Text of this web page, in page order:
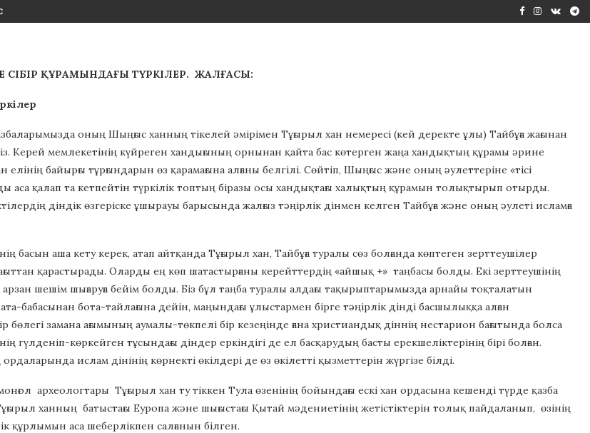
СІБІР ҚҰРАМЫНДАҒЫ ТҮРКІЛЕР. ЖАЛҒАСЫ:
оның Шыңғыс ханның тікелей әмірімен Тұғырыл хан немересі (кей деректе ұлы) Тайбұға жағынан
Керей мемлекетінің күйреген хандығының орнынан қайта бас көтерген жаңа хандықтың құрамы әрине
елінің байырғы тұрғындарын өз қарамағына алғаны белгілі. Сөйтіп, Шыңғыс және оның әулеттеріне «тісі
аса қалап та кетпейтін түркілік топтың біразы осы хандықтағы халықтың құрамын толықтырып отырды.
діндік өзгеріске ұшырауы барысында жалғыз тәңірлік дінмен келген Тайбұға және оның әулеті исламға
басын аша кету керек, атап айтқанда Тұғырыл хан, Тайбұға туралы сөз болғанда көптеген зерттеушілер
қарастырады. Оларды ең көп шатастырғаны керейттердің «айшық +» таңбасы болды. Екі зерттеушінің
арзан шешім шығаруға бейім болды. Біз бұл таңба туралы алдағы тақырыптарымызда арнайы тоқталатын
бабасынан бота-тайлағына дейін, маңындағы ұлыстармен бірге тәңірлік дінді басшылыққа алған
бөлегі замана ағымының аумалы-төкпелі бір кезеңінде ғана христиандық діннің нестарион бағытында болса
гүлденіп-көркейген тұсындағы діндер еркіндігі де ел басқарудың басты ерекшеліктерінің бірі болған.
ислам дінінің көрнекті өкілдері де өз өкілетті қызметтерін жүргізе білді.
археологтары Тұғырыл хан ту тіккен Тула өзенінің бойындағы ескі хан ордасына кешенді түрде қазба
ханның батыстағы Еуропа және шығыстағы Қытай мәдениетінің жетістіктерін толық пайдаланып, өзінің
құрлымын аса шеберлікпен салғанын білген.